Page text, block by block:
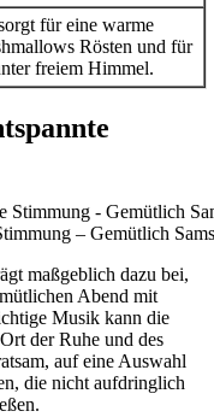
für eine warme
Rösten und für
freiem Himmel.
– Gemütlich
maßgeblich dazu bei,
Abend mit
Musik kann die
der Ruhe und des
auf eine Auswahl
die nicht aufdringlich